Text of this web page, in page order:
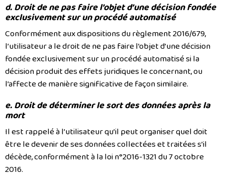
d. Droit de ne pas faire l’objet d’une décision fondée
exclusivement sur un procédé automatisé
Conformément aux dispositions du règlement 2016/679,
l’utilisateur a le droit de ne pas faire l’objet d’une décision
fondée exclusivement sur un procédé automatisé si la
décision produit des effets juridiques le concernant, ou
l’affecte de manière significative de façon similaire.
e. Droit de déterminer le sort des données après la
mort
Il est rappelé à l’utilisateur qu’il peut organiser quel doit
être le devenir de ses données collectées et traitées s’il
décède, conformément à la loi n°2016-1321 du 7 octobre
2016.